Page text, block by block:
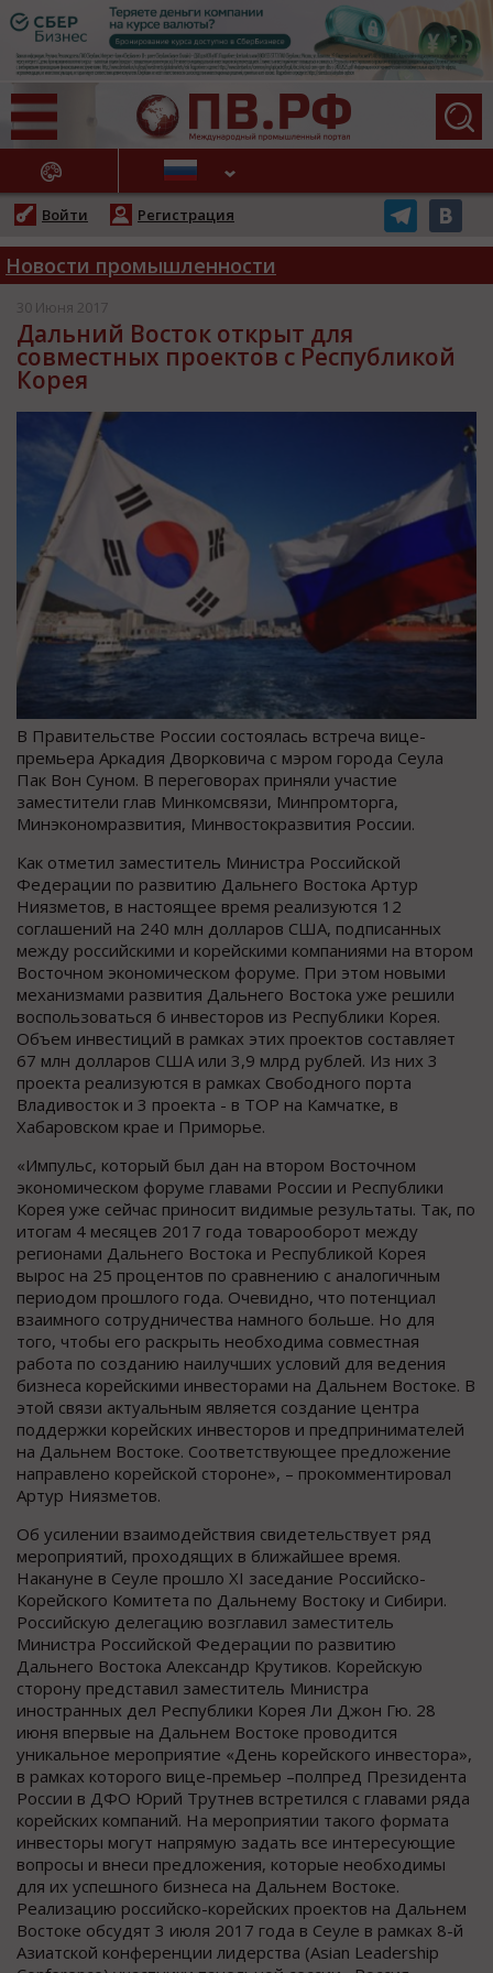
НОВОСТИ
Войти Регистрация
Новости промышленности
30 Июня 2017
Дальний Восток открыт для
совместных проектов с Республикой
Корея
В Правительстве России состоялась встреча вице-
премьера Аркадия Дворковича с мэром города Сеула
Пак Вон Суном. В переговорах приняли участие
заместители глав Минкомсвязи, Минпромторга,
Минэкономразвития, Минвостокразвития России.
Как отметил заместитель Министра Российской
Федерации по развитию Дальнего Востока Артур
Ниязметов, в настоящее время реализуются 12
соглашений на 240 млн долларов США, подписанных
между российскими и корейскими компаниями на втором
Восточном экономическом форуме. При этом новыми
механизмами развития Дальнего Востока уже решили
воспользоваться 6 инвесторов из Республики Корея.
Объем инвестиций в рамках этих проектов составляет
67 млн долларов США или 3,9 млрд рублей. Из них 3
проекта реализуются в рамках Свободного порта
Владивосток и 3 проекта - в ТОР на Камчатке, в
Хабаровском крае и Приморье.
«Импульс, который был дан на втором Восточном
экономическом форуме главами России и Республики
Корея уже сейчас приносит видимые результаты. Так, по
итогам 4 месяцев 2017 года товарооборот между
регионами Дальнего Востока и Республикой Корея
вырос на 25 процентов по сравнению с аналогичным
периодом прошлого года. Очевидно, что потенциал
взаимного сотрудничества намного больше. Но для
того, чтобы его раскрыть необходима совместная
работа по созданию наилучших условий для ведения
бизнеса корейскими инвесторами на Дальнем Востоке. В
этой связи актуальным является создание центра
поддержки корейских инвесторов и предпринимателей
на Дальнем Востоке. Соответствующее предложение
направлено корейской стороне», – прокомментировал
Артур Ниязметов.
Об усилении взаимодействия свидетельствует ряд
мероприятий, проходящих в ближайшее время.
Накануне в Сеуле прошло XI заседание Российско-
Корейского Комитета по Дальнему Востоку и Сибири.
Российскую делегацию возглавил заместитель
Министра Российской Федерации по развитию
Дальнего Востока Александр Крутиков. Корейскую
сторону представил заместитель Министра
иностранных дел Республики Корея Ли Джон Гю. 28
июня впервые на Дальнем Востоке проводится
уникальное мероприятие «День корейского инвестора»,
в рамках которого вице-премьер –полпред Президента
России в ДФО Юрий Трутнев встретился с главами ряда
корейских компаний. На мероприятии такого формата
инвесторы могут напрямую задать все интересующие
вопросы и внеси предложения, которые необходимы
для их успешного бизнеса на Дальнем Востоке.
Реализацию российско-корейских проектов на Дальнем
Востоке обсудят 3 июля 2017 года в Сеуле в рамках 8-й
Азиатской конференции лидерства (Asian Leadership